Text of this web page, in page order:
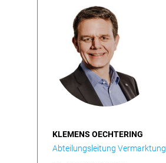
KLEMENS OECHTERING
Abteilungsleitung Vermarktung